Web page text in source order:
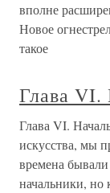
вполне
Новое
такое
Глава VI.
Глава VI.
искусства, мы
времена
начальники, но